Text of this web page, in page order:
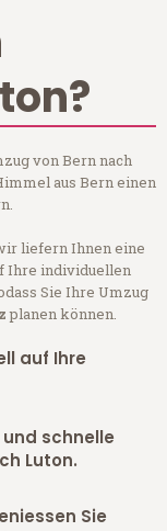
von Bern nach
aus Bern einen
liefern Ihnen eine
Ihre individuellen
Sie Ihre Umzug
planen können.
auf Ihre
schnelle
Luton.
Sie